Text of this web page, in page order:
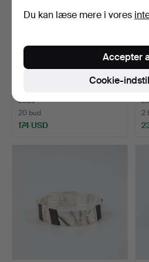
PENTTI SARPANEVA.
Armbånd. Sølv 830, Turku…
2026
20 bud
174 USD
2
Du kan læse mere i vores
Cookie-
Accepter